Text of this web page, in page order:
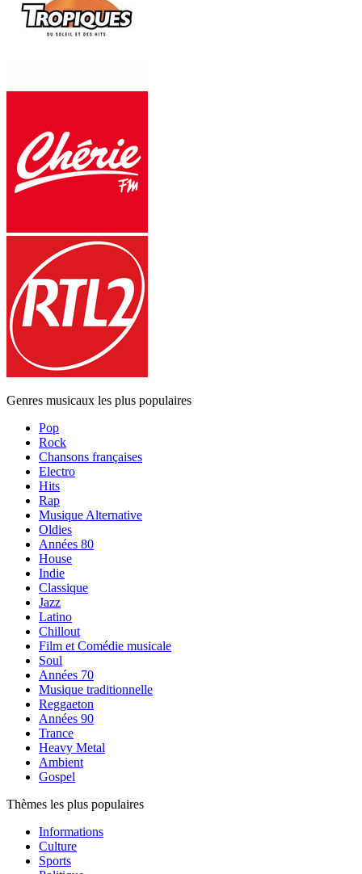
Genres musicaux les plus populaires
Pop
Rock
Chansons françaises
Electro
Hits
Rap
Musique Alternative
Oldies
Années 80
House
Indie
Classique
Jazz
Latino
Chillout
Film et Comédie musicale
Soul
Années 70
Musique traditionnelle
Reggaeton
Années 90
Trance
Heavy Metal
Ambient
Gospel
Thèmes les plus populaires
Informations
Culture
Sports